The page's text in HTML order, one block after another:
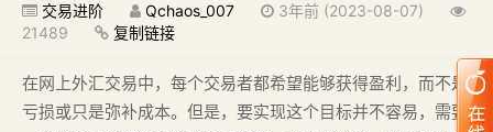
交易进阶 Qchaos_007
3年前 (2023-08-07)
21489
复制链接
在网上外汇交易中，每个交易者都希望能够获得盈利，而不是
亏损或只是弥补成本。但是，要实现这个目标并不容易，需要